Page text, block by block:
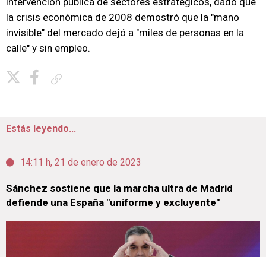
la crisis económica de 2008 demostró que la "mano
invisible" del mercado dejó a "miles de personas en la
calle" y sin empleo.
Estás leyendo...
14:11 h, 21 de enero de 2023
Sánchez sostiene que la marcha ultra de Madrid
defiende una España "uniforme y excluyente"